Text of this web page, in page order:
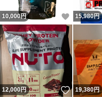
10,000円 いいね！
15,980円
12,000円 いいね！
19,380円